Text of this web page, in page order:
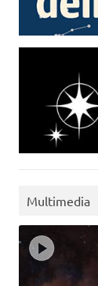
Multimedia